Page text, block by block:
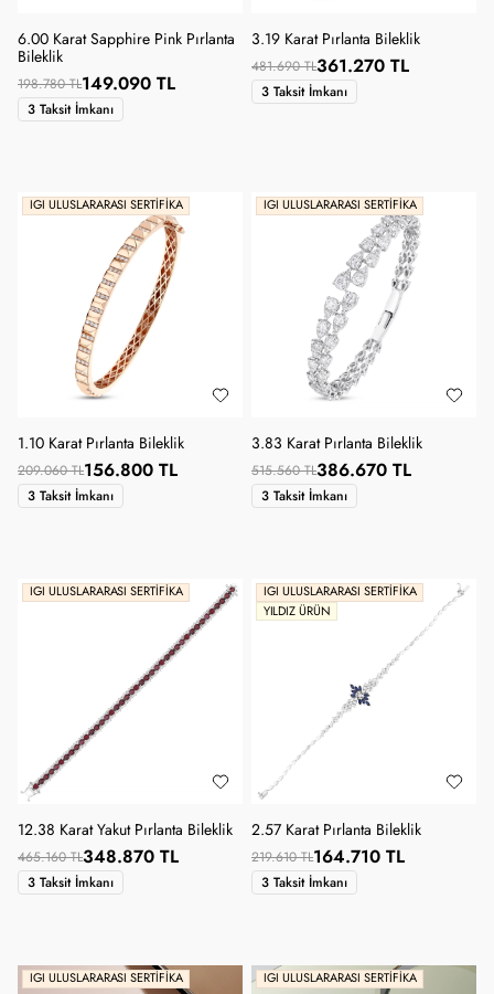
6.00 Karat Sapphire Pink Pırlanta
Bileklik
198.780 TL149.090 TL
3 Taksit İmkanı
3.19 Karat Pırlanta Bileklik
481.690 TL361.270 TL
3 Taksit İmkanı
IGI ULUSLARARASI SERTIFIKA
1.10 Karat Pırlanta Bileklik
209.060 TL156.800 TL
3 Taksit İmkanı
IGI ULUSLARARASI SERTIFIKA
3.83 Karat Pırlanta Bileklik
515.560 TL386.670 TL
3 Taksit İmkanı
IGI ULUSLARARASI SERTIFIKA
12.38 Karat Yakut Pırlanta Bileklik
465.160 TL348.870 TL
3 Taksit İmkanı
IGI ULUSLARARASI SERTIFIKA
YILDIZ ÜRÜN
2.57 Karat Pırlanta Bileklik
219.610 TL164.710 TL
3 Taksit İmkanı
IGI ULUSLARARASI SERTIFIKA IGI ULUSLARARASI SERTIFIKA